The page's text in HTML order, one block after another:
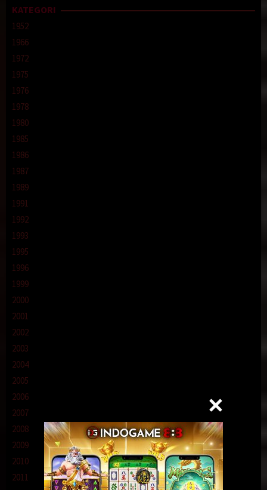
KATEGORI
1952
1966
1972
1975
1976
1978
1980
1985
1986
1987
1989
1991
1992
1993
1995
1996
1999
2000
2001
2002
2003
2004
2005
2006
2007
2008
2009
2010
2011